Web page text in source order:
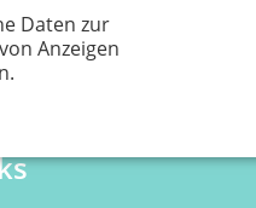
Daten zur
Anzeigen